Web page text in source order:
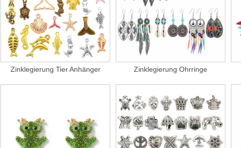
Zinklegierung Tier Anhänger Zinklegierung Ohrringe